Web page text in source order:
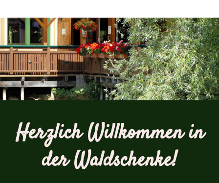
Herzlich Willkommen in
der Waldschenke!